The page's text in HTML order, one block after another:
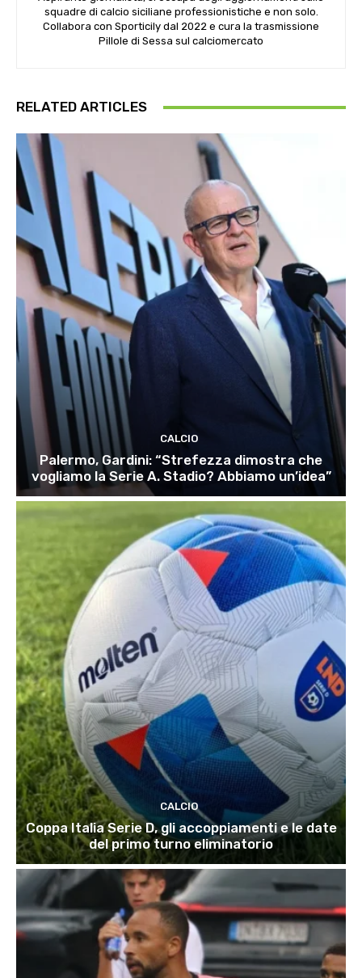
squadre di calcio siciliane professionistiche e non solo.
Collabora con Sporticily dal 2022 e cura la trasmissione
Pillole di Sessa sul calciomercato
RELATED ARTICLES
CALCIO
Palermo, Gardini: “Strefezza dimostra che
vogliamo la Serie A. Stadio? Abbiamo un’idea”
CALCIO
Coppa Italia Serie D, gli accoppiamenti e le date
del primo turno eliminatorio